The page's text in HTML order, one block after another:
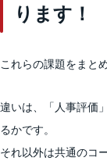
ります！
これらの課題をまと
違いは、「人事評価
るかです。
それ以外は共通のコ